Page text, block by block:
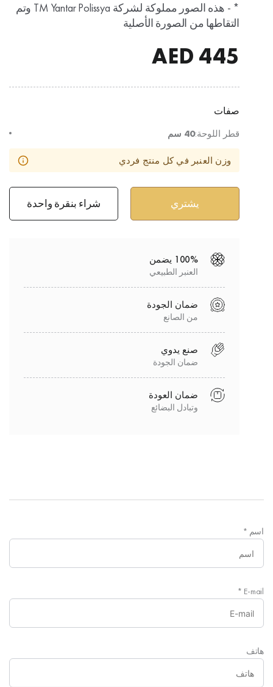
* - هذه الصور مملوكة لشركة TM Yantar Polissya وتم
التقاطها من الصورة الأصلية
445
صفات
قطر اللوحة:40 سم
وزن العنبر في كل منتج فردي
شراء بنقرة واحدة
100% يضمن
العنبر الطبيعي
ضمان الجودة
من الصانع
صنع يدوي
ضمان الجودة
ضمان العودة
وتبادل البضائع
اسم *
E-mail
*
هاتف